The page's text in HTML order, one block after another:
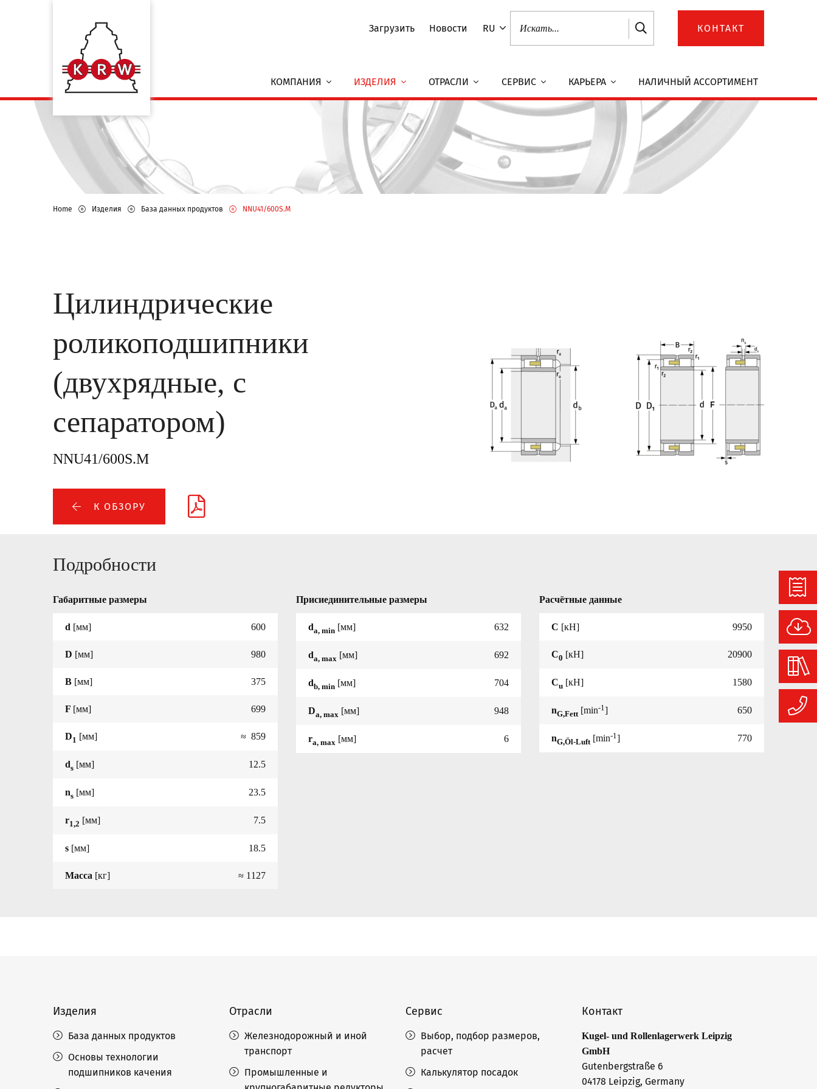
Загрузить Новости RU КОНТАКТ
КОМПАНИЯ ИЗДЕЛИЯ ОТРАСЛИ СЕРВИС КАРЬЕРА НАЛИЧНЫЙ АССОРТИМЕНТ
Home Изделия База данных продуктов NNU41/600S.M
Цилиндрические
роликоподшипники
(двухрядные, с
сепаратором)
NNU41/600S.M
К ОБЗОРУ
Подробности
Габаритные размеры
d [мм] 600
D [мм] 980
B [мм] 375
F [мм] 699
D1 [мм] ≈ 859
ds [мм] 12.5
ns [мм] 23.5
r1,2 [мм] 7.5
s [мм] 18.5
Масса [кг] ≈ 1127
Присиединительные размеры
da, min [мм] 632
da, max [мм] 692
db, min [мм] 704
Da, max [мм] 948
ra, max [мм] 6
Расчётные данные
C [кН] 9950
C0 [кН] 20900
Cu [кН] 1580
nG,Fett [min-1 ] 650
nG,Öl-Luft [min-1 ] 770
Изделия
База данных продуктов
Основы технологии
подшипников качения
Отрасли
Железнодорожный и иной
транспорт
Промышленные и
Сервис
Выбор, подбор размеров,
расчет
Калькулятор посадок
Контакт
Kugel- und Rollenlagerwerk Leipzig
GmbH
Gutenbergstraße 6
04178 Leipzig, Germany